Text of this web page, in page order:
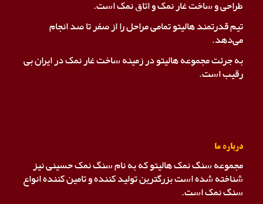
طراحی و ساخت غار نمک و اتاق نمک است.
تیم قدرتمند هالیتو تمامی مراحل را از صفر تا صد انجام
می‌دهد.
به جرئت مجموعه هالیتو در زمینه ساخت غار نمک در ایران بی
رقیب است.
درباره ما
مجموعه سنگ نمک هالیتو که به نام سنگ نمک حسینی نیز
شناخته شده است بزرگترین تولید کننده و تامین کننده انواع
سنگ نمک است.